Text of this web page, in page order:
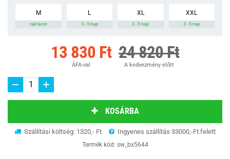
M
raktáron
L
3 - 5 nap
XL
3 - 5 nap
XXL
3 - 5 nap
13 830 Ft
ÁFA-val
24 820 Ft
A kedvezmény előtt
KOSÁRBA
Szállítási költség: 1320,- Ft Ingyenes szállítás 33000,-Ft felett
Termék kód: sw_bx5644